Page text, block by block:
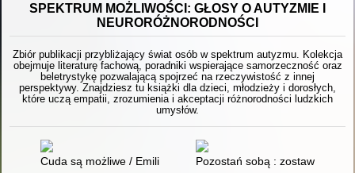
SPEKTRUM MOŻLIWOŚCI: GŁOSY O AUTYZMIE I
NEURORÓŻNORODNOŚCI
Zbiór publikacji przybliżający świat osób w spektrum autyzmu. Kolekcja
obejmuje literaturę fachową, poradniki wspierające samorzeczność oraz
beletrystykę pozwalającą spojrzeć na rzeczywistość z innej
perspektywy. Znajdziesz tu książki dla dzieci, młodzieży i dorosłych,
które uczą empatii, zrozumienia i akceptacji różnorodności ludzkich
umysłów.
Cuda są możliwe / Emilia LitwinkoPozostań sobą : zostaw za